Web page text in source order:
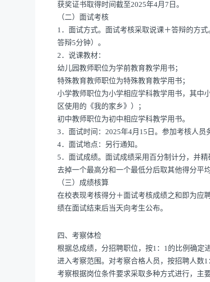
获奖证书取得时间截至2025年4月7日。
（二）面试考核
1．面试方式。面试考核采取说课＋答辩的方
答辩5分钟）。
2．说课教材：
幼儿园教师职位为学前教育教学用书；
特殊教育教师职位为特殊教育教学用书；
小学教师职位为小学相应学科教学用书，其中
区使用的《我的家乡》）；
初中教师职位为初中相应学科教学用书。
3．面试时间：2025年4月15日。参加考核人员
4．面试地点：另行通知。
5．面试成绩。面试成绩采用百分制计分，并
去掉一个最高分和一个最低分后取其他得分平
（三）成绩核算
在校表现考核得分＋面试考核成绩之和即为应
绩在面试结束后当天向考生公布。
四、考察体检
根据总成绩，分招聘职位，按1：1的比例确定
进入考察范围。对考察合格人员，按招聘人数1
考察根据岗位条件要求采取多种方式进行，主